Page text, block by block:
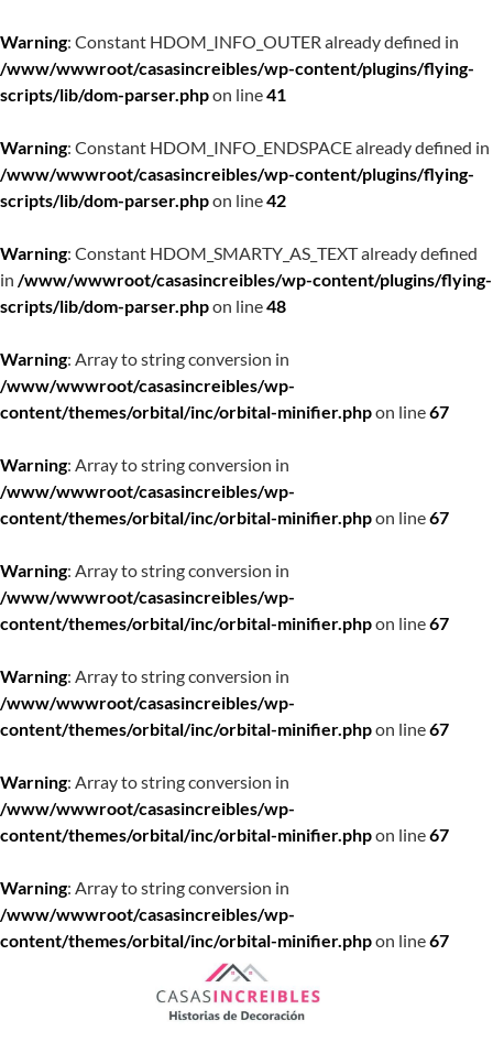
Warning: Constant HDOM_INFO_OUTER already defined in
/www/wwwroot/casasincreibles/wp-content/plugins/flying-
scripts/lib/dom-parser.phpon line41
Warning: Constant HDOM_INFO_ENDSPACE already defined in
/www/wwwroot/casasincreibles/wp-content/plugins/flying-
scripts/lib/dom-parser.phpon line42
Warning: Constant HDOM_SMARTY_AS_TEXT already defined
in /www/wwwroot/casasincreibles/wp-content/plugins/flying-
scripts/lib/dom-parser.phpon line48
Warning: Array to string conversion in
/www/wwwroot/casasincreibles/wp-
content/themes/orbital/inc/orbital-minifier.phpon line67
Warning: Array to string conversion in
/www/wwwroot/casasincreibles/wp-
content/themes/orbital/inc/orbital-minifier.phpon line67
Warning: Array to string conversion in
/www/wwwroot/casasincreibles/wp-
content/themes/orbital/inc/orbital-minifier.phpon line67
Warning: Array to string conversion in
/www/wwwroot/casasincreibles/wp-
content/themes/orbital/inc/orbital-minifier.phpon line67
Warning: Array to string conversion in
/www/wwwroot/casasincreibles/wp-
content/themes/orbital/inc/orbital-minifier.phpon line67
Warning: Array to string conversion in
/www/wwwroot/casasincreibles/wp-
content/themes/orbital/inc/orbital-minifier.phpon line67